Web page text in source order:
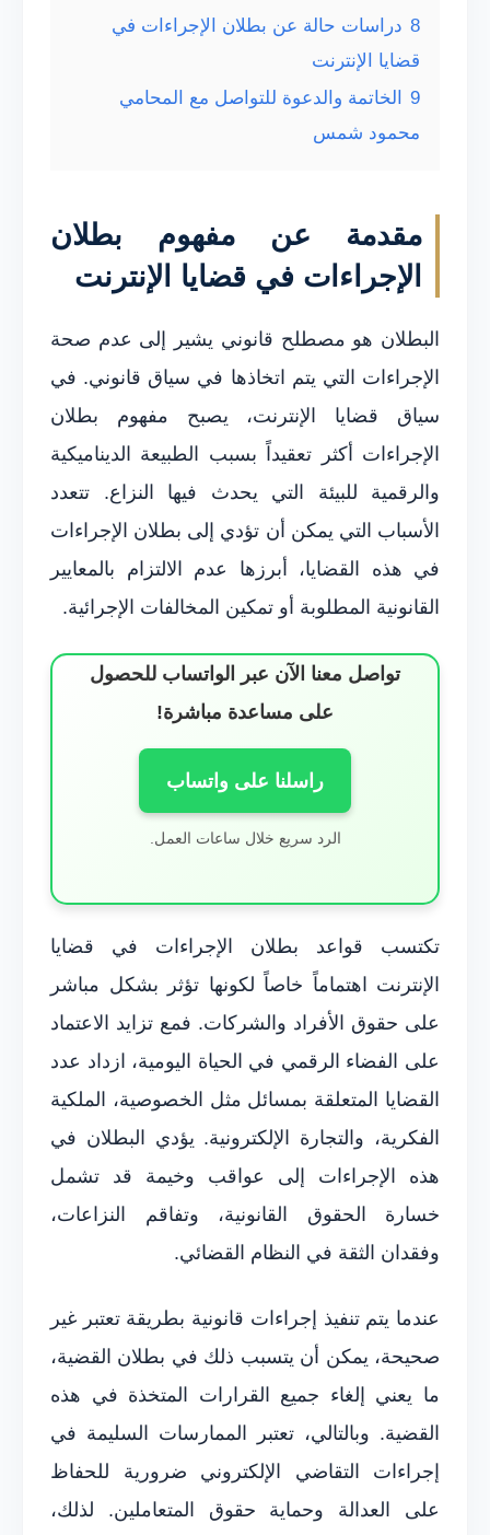
8 دراسات حالة عن بطلان الإجراءات في
قضايا الإنترنت
9
الخاتمة والدعوة للتواصل مع المحامي
محمود شمس
مقدمة عن مفهوم بطلان
الإجراءات في قضايا الإنترنت
البطلان هو مصطلح قانوني يشير إلى عدم صحة
الإجراءات التي يتم اتخاذها في سياق قانوني. في
سياق قضايا الإنترنت، يصبح مفهوم بطلان
الإجراءات أكثر تعقيداً بسبب الطبيعة الديناميكية
والرقمية للبيئة التي يحدث فيها النزاع. تتعدد
الأسباب التي يمكن أن تؤدي إلى بطلان الإجراءات
في هذه القضايا، أبرزها عدم الالتزام بالمعايير
القانونية المطلوبة أو تمكين المخالفات الإجرائية.
تواصل معنا الآن عبر الواتساب للحصول
على مساعدة مباشرة!
راسلنا على واتساب
الرد سريع خلال ساعات العمل.
تكتسب قواعد بطلان الإجراءات في قضايا
الإنترنت اهتماماً خاصاً لكونها تؤثر بشكل مباشر
على حقوق الأفراد والشركات. فمع تزايد الاعتماد
على الفضاء الرقمي في الحياة اليومية، ازداد عدد
القضايا المتعلقة بمسائل مثل الخصوصية، الملكية
الفكرية، والتجارة الإلكترونية. يؤدي البطلان في
هذه الإجراءات إلى عواقب وخيمة قد تشمل
خسارة الحقوق القانونية، وتفاقم النزاعات،
وفقدان الثقة في النظام القضائي.
عندما يتم تنفيذ إجراءات قانونية بطريقة تعتبر غير
صحيحة، يمكن أن يتسبب ذلك في بطلان القضية،
ما يعني إلغاء جميع القرارات المتخذة في هذه
القضية. وبالتالي، تعتبر الممارسات السليمة في
إجراءات التقاضي الإلكتروني ضرورية للحفاظ
على العدالة وحماية حقوق المتعاملين. لذلك،